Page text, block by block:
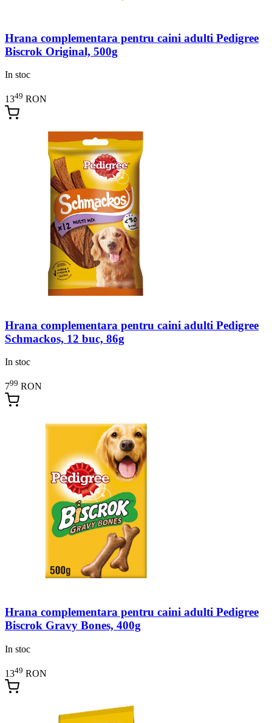
Hrana complementara pentru caini adulti Pedigree
Biscrok Original, 500g
In stoc
1349 RON
Hrana complementara pentru caini adulti Pedigree
Schmackos, 12 buc, 86g
In stoc
799 RON
Hrana complementara pentru caini adulti Pedigree
Biscrok Gravy Bones, 400g
In stoc
1349 RON